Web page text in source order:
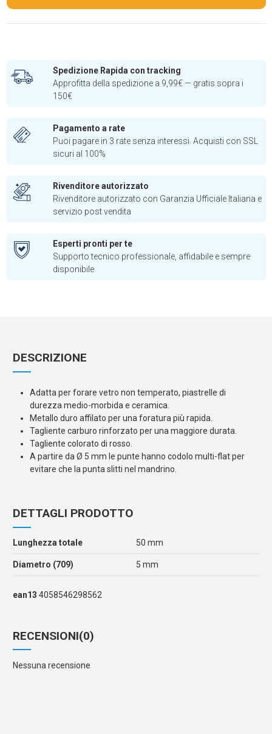
Spedizione Rapida con tracking
Approfitta della spedizione a 9,99€ — gratis sopra i
150€
Pagamento a rate
Puoi pagare in 3 rate senza interessi. Acquisti con SSL
sicuri al 100%
Rivenditore autorizzato
Rivenditore autorizzato con Garanzia Ufficiale Italiana e
servizio post vendita
Esperti pronti per te
Supporto tecnico professionale, affidabile e sempre
disponibile
DESCRIZIONE
Adatta per forare vetro non temperato, piastrelle di
durezza medio-morbida e ceramica.
Metallo duro affilato per una foratura più rapida.
Tagliente carburo rinforzato per una maggiore durata.
Tagliente colorato di rosso.
A partire da Ø 5 mm le punte hanno codolo multi-flat per
evitare che la punta slitti nel mandrino.
DETTAGLI PRODOTTO
Lunghezza totale 50 mm
Diametro (709) 5 mm
ean13 4058546298562
RECENSIONI(0)
Nessuna recensione